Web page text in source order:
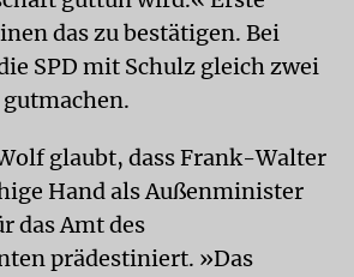
das zu bestätigen. Bei
SPD mit Schulz gleich zwei
glaubt, dass Frank-Walter
Hand als Außenminister
das Amt des
prädestiniert. »Das